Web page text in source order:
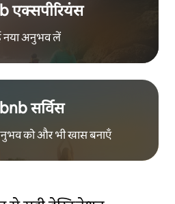
एक्सपीरियंस
नया अनुभव लें
सर्विस
को और भी खास बनाएँ